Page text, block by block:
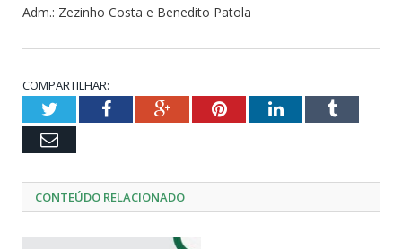
Adm.: Zezinho Costa e Benedito Patola
COMPARTILHAR:
TwitterFacebookGoogle+PinterestLinkedInTumblr
Email
CONTEÚDO RELACIONADO